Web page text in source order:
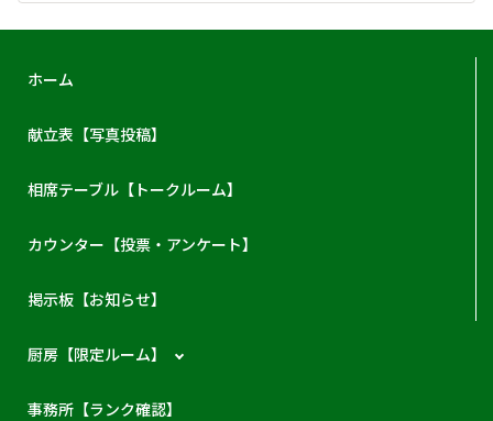
ホーム
献立表【写真投稿】
相席テーブル【トークルーム】
カウンター【投票・アンケート】
掲示板【お知らせ】
厨房【限定ルーム】
事務所【ランク確認】